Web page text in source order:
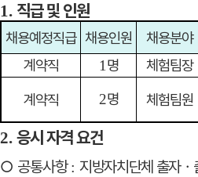
1. 직급 및 인원
채용예정직급 채용인원 채용분야
계약직
1 명 체험팀장
계약직
2명 체험팀원
2. 응시 자격 요건
○ 공통사항: 지방자치단체 출자ㆍ